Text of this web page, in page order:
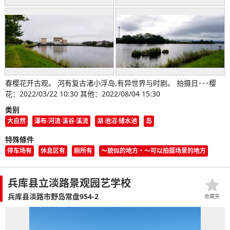
春樱花开古观。 河有复古渚小浮岛,有异世界与时剧。 拍摄日･･･樱
花：2022/03/22 10:30 其他：2022/08/04 15:30
类别
大自然 瀑布·河流·溪谷·溪流 湖·池沼·储水池 岛
特殊條件
停车场有 休息区有 厕所有 〜貌似的地方・〜可以拍摄场景的地方
兵库县立淡路景观园艺学校
兵库县淡路市野岛常盘954-2 收藏夹